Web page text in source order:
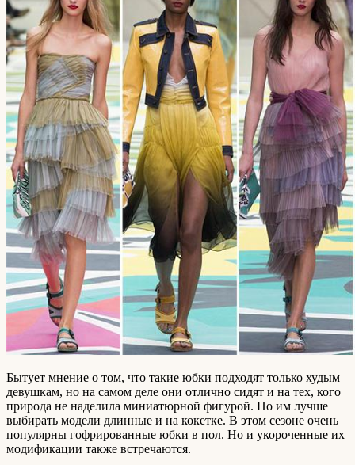
Бытует мнение о том, что такие юбки подходят только худым
девушкам, но на самом деле они отлично сидят и на тех, кого
природа не наделила миниатюрной фигурой. Но им лучше
выбирать модели длинные и на кокетке. В этом сезоне очень
популярны гофрированные юбки в пол. Но и укороченные их
модификации также встречаются.